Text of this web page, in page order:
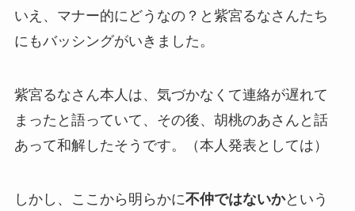
いえ、マナー的にどうなの？と紫宮るなさんたち
にもバッシングがいきました。
紫宮るなさん本人は、 気づかなくて連絡が遅れて
まった と語っていて、その後、胡桃のあさんと話
あって和解したそうです。（本人発表としては）
しかし、ここから明らかに不仲ではないかという